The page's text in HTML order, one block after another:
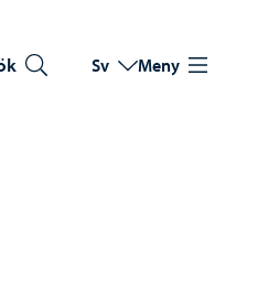
Byt språk
Nuvarande språk:
Sv Meny